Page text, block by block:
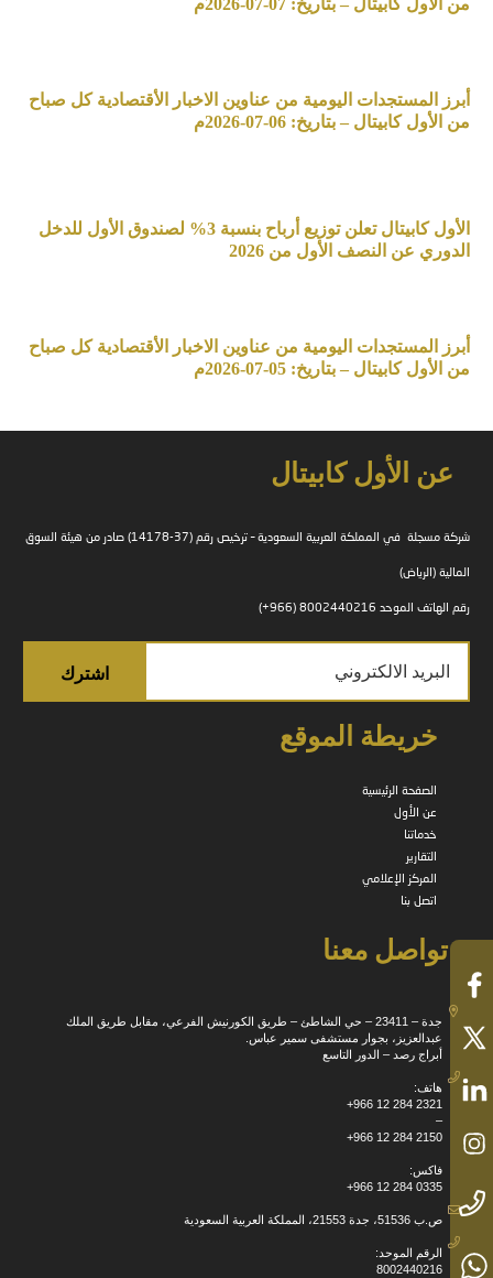
من الأول كابيتال – بتاريخ: 07-07-2026م
أبرز المستجدات اليومية من عناوين الاخبار الأقتصادية كل صباح
من الأول كابيتال – بتاريخ: 06-07-2026م
الأول كابيتال تعلن توزيع أرباح بنسبة 3% لصندوق الأول للدخل
الدوري عن النصف الأول من 2026
أبرز المستجدات اليومية من عناوين الاخبار الأقتصادية كل صباح
من الأول كابيتال – بتاريخ: 05-07-2026م
عن الأول كابيتال
شركة مسجلة في المملكة العربية السعودية – ترخيص رقم (37-14178) صادر من هيئة السوق
المالية (الرياض)
رقم الهاتف الموحد 8002440216 (966+)
خريطة الموقع
الصفحة الرئيسية
عن الأول
خدماتنا
التقارير
المركز الإعلامي
اتصل بنا
تواصل معنا
جدة – 23411 – حي الشاطئ – طريق الكورنيش الفرعي، مقابل طريق الملك
عبدالعزيز، بجوار مستشفى سمير عباس.
أبراج رصد – الدور التاسع
هاتف:
+966 12 284 2321
–
+966 12 284 2150
فاكس:
+966 12 284 0335
ص.ب 51536، جدة 21553، المملكة العربية السعودية
الرقم الموحد:
8002440216